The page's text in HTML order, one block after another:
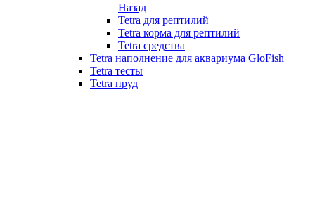
Назад
Tetra для рептилий
Tetra корма для рептилий
Tetra средства
Tetra наполнение для аквариума GloFish
Tetra тесты
Tetra пруд